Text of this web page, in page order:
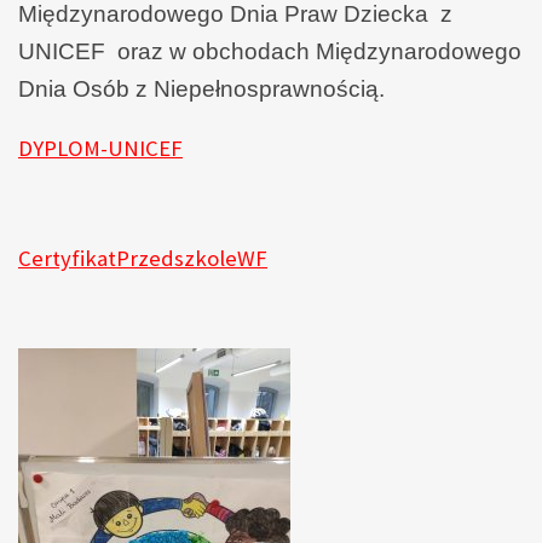
Międzynarodowego Dnia Praw Dziecka z
UNICEF oraz w obchodach Międzynarodowego
Dnia Osób z Niepełnosprawnością.
DYPLOM-UNICEF
CertyfikatPrzedszkoleWF